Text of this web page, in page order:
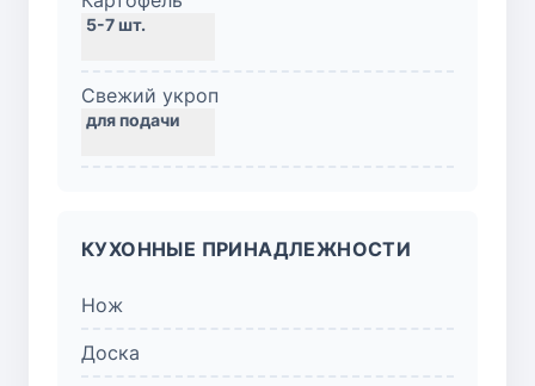
Свежий укроп
КУХОННЫЕ ПРИНАДЛЕЖНОСТИ
Нож
Доска